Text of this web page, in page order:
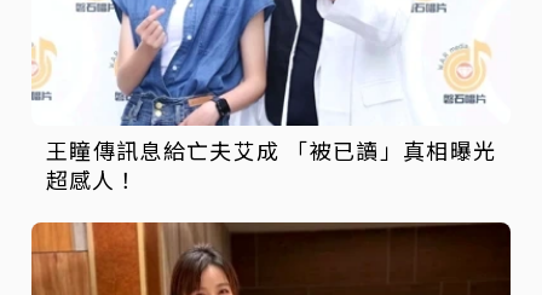
王瞳傳訊息給亡夫艾成 「被已讀」真相曝光
超感人！